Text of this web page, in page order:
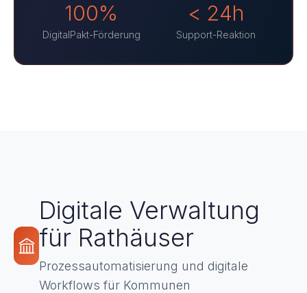
100%
DigitalPakt-Förderung
< 24h
Support-Reaktion
Digitale Verwaltung
für Rathäuser
Prozessautomatisierung und digitale
Workflows für Kommunen